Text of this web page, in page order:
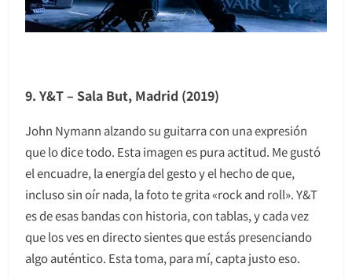
9. Y&T – Sala But, Madrid (2019)
John Nymann alzando su guitarra con una expresión
que lo dice todo. Esta imagen es pura actitud. Me gustó
el encuadre, la energía del gesto y el hecho de que,
incluso sin oír nada, la foto te grita «rock and roll». Y&T
es de esas bandas con historia, con tablas, y cada vez
que los ves en directo sientes que estás presenciando
algo auténtico. Esta toma, para mí, capta justo eso.